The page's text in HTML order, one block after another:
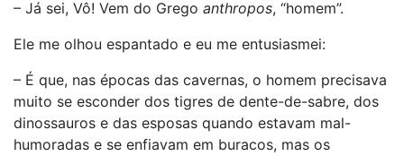
– Já sei, Vô! Vem do Grego anthropos, “homem”.
Ele me olhou espantado e eu me entusiasmei:
– É que, nas épocas das cavernas, o homem precisava
muito se esconder dos tigres de dente-de-sabre, dos
dinossauros e das esposas quando estavam mal-
humoradas e se enfiavam em buracos, mas os